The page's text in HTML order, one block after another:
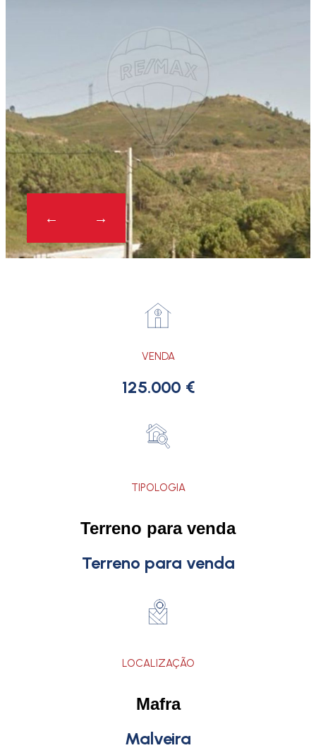
VENDA
125.000 €
TIPOLOGIA
Terreno para venda
Terreno para venda
LOCALIZAÇÃO
Mafra
Malveira